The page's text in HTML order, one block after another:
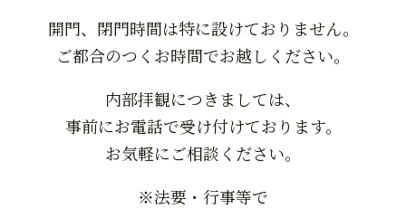
開門、閉門時間は特に設けておりません。
ご都合のつくお時間でお越しください。
内部拝観につきましては、
事前にお電話で受け付けております。
お気軽にご相談ください。
※法要・行事等で